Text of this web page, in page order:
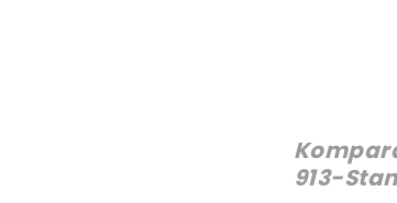
913-